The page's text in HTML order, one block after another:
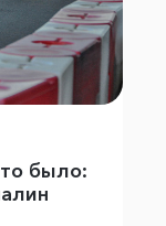
было: